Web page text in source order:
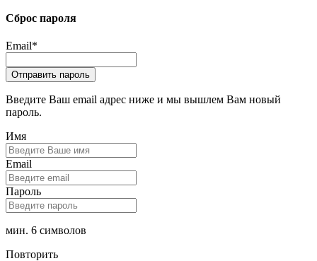
Сброс пароля
Email*
Введите Ваш email адрес ниже и мы вышлем Вам новый
пароль.
Имя
Email
Пароль
мин. 6 символов
Повторить